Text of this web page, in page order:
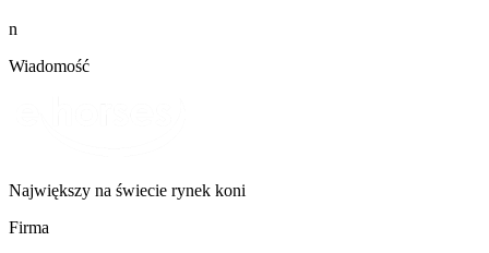
n
Wiadomość
Największy na świecie rynek koni
Firma